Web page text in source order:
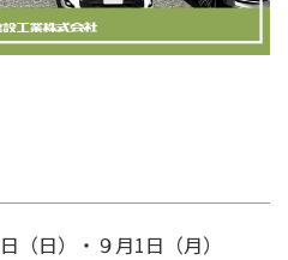
（日）・９月1日（月）